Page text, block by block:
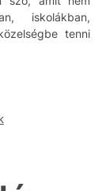
iskolákban,
tenni